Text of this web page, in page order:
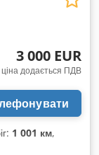
3 000 EUR
додається ПДВ
1 001 км,